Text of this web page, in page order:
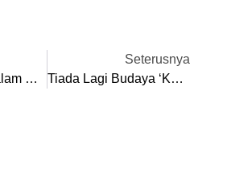
Mayat Wanita Dalam Kereta Dikenal Pasti, Polis Tahan Enam Individu Bantu Siasatan
Seterusnya
Tiada Lagi Budaya ‘kapla’ Di Perak – Exco